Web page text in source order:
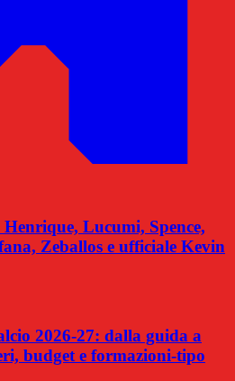
Lucumi, Spence,
Zeballos e ufficiale Kevin
2026-27: dalla guida a
budget e formazioni-tipo